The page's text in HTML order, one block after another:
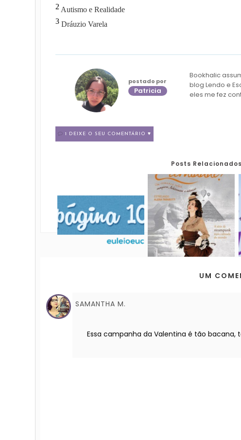
2 Autismo e Realidade
3 Dráuzio Varela
postado por
Patricia
Bookhalic
blog Lendo e
eles me fez
1 DEIXE O SEU COMENTÁRIO ♥
Posts
UM
SAMANTHA M.
Essa campanha da Valentina é tão bacana,